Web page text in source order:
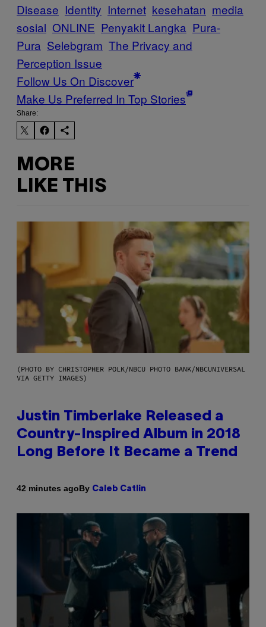
Disease Identity Internet kesehatan media
sosial ONLINE Penyakit Langka Pura-
Pura Selebgram The Privacy and
Perception Issue
Follow Us On Discover
Make Us Preferred In Top Stories
Share:
MORE
LIKE THIS
(PHOTO BY CHRISTOPHER POLK/NBCU PHOTO BANK/NBCUNIVERSAL
VIA GETTY IMAGES)
Justin Timberlake Released a
Country-Inspired Album in 2018
Long Before It Became a Trend
42 minutes agoBy Caleb Catlin